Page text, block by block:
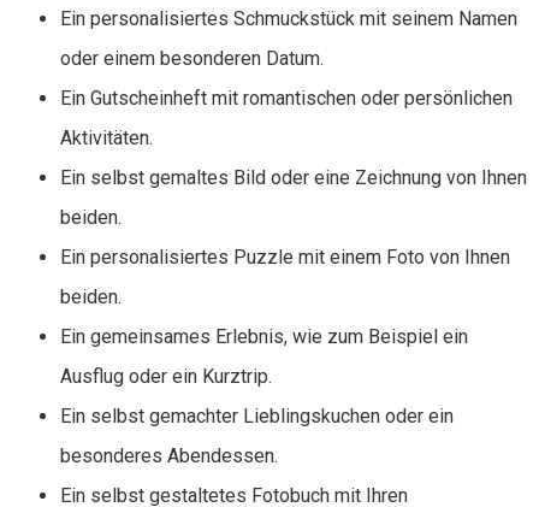
Ein personalisiertes Schmuckstück mit seinem Namen
oder einem besonderen Datum.
Ein Gutscheinheft mit romantischen oder persönlichen
Aktivitäten.
Ein selbst gemaltes Bild oder eine Zeichnung von Ihnen
beiden.
Ein personalisiertes Puzzle mit einem Foto von Ihnen
beiden.
Ein gemeinsames Erlebnis, wie zum Beispiel ein
Ausflug oder ein Kurztrip.
Ein selbst gemachter Lieblingskuchen oder ein
besonderes Abendessen.
Ein selbst gestaltetes Fotobuch mit Ihren